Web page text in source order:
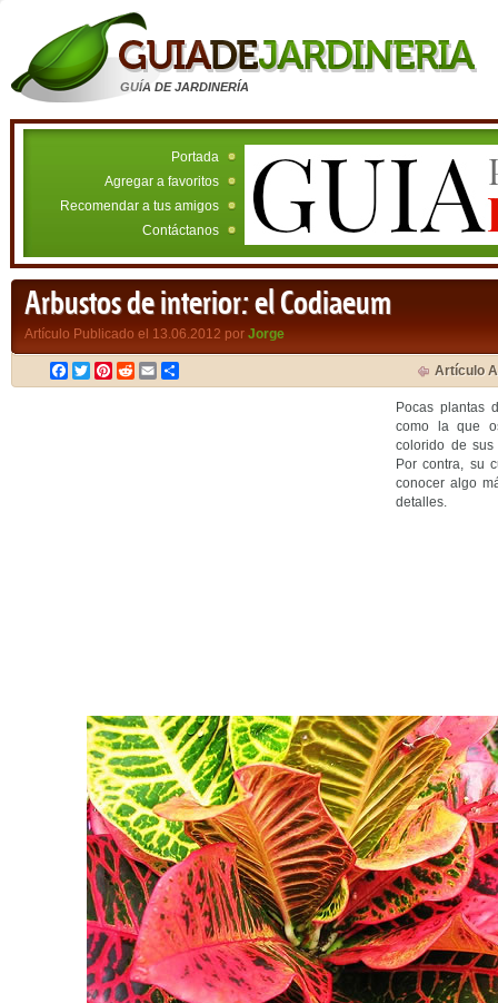
GUÍA DE JARDINERÍA
Portada
Agregar a favoritos
Recomendar a tus amigos
Contáctanos
Arbustos de interior: el Codiaeum
Artículo Publicado el 13.06.2012 por Jorge
Facebook
TwitterPinterest
RedditEmail Artículo
Pocas plantas
como la que
colorido de
Por contra, su
conocer algo
detalles.